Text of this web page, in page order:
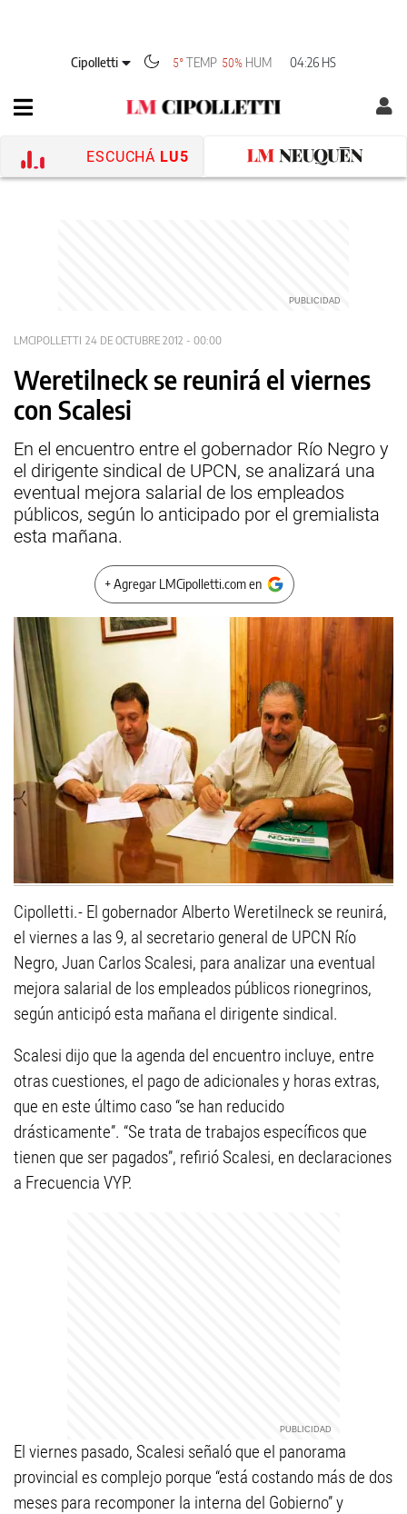
Cipolletti 5° TEMP 50% HUM 04:26 HS
ESCUCHÁ LU5
LMCIPOLLETTI 24 DE OCTUBRE 2012 - 00:00
Weretilneck se reunirá el viernes
con Scalesi
En el encuentro entre el gobernador Río Negro y
el dirigente sindical de UPCN, se analizará una
eventual mejora salarial de los empleados
públicos, según lo anticipado por el gremialista
esta mañana.
+ Agregar LMCipolletti.com en
Cipolletti.- El gobernador Alberto Weretilneck se reunirá,
el viernes a las 9, al secretario general de UPCN Río
Negro, Juan Carlos Scalesi, para analizar una eventual
mejora salarial de los empleados públicos rionegrinos,
según anticipó esta mañana el dirigente sindical.
Scalesi dijo que la agenda del encuentro incluye, entre
otras cuestiones, el pago de adicionales y horas extras,
que en este último caso “se han reducido
drásticamente”. “Se trata de trabajos específicos que
tienen que ser pagados”, refirió Scalesi, en declaraciones
a Frecuencia VYP.
El viernes pasado, Scalesi señaló que el panorama
provincial es complejo porque “está costando más de dos
meses para recomponer la interna del Gobierno” y